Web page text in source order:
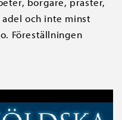
och inte minst
Föreställningen